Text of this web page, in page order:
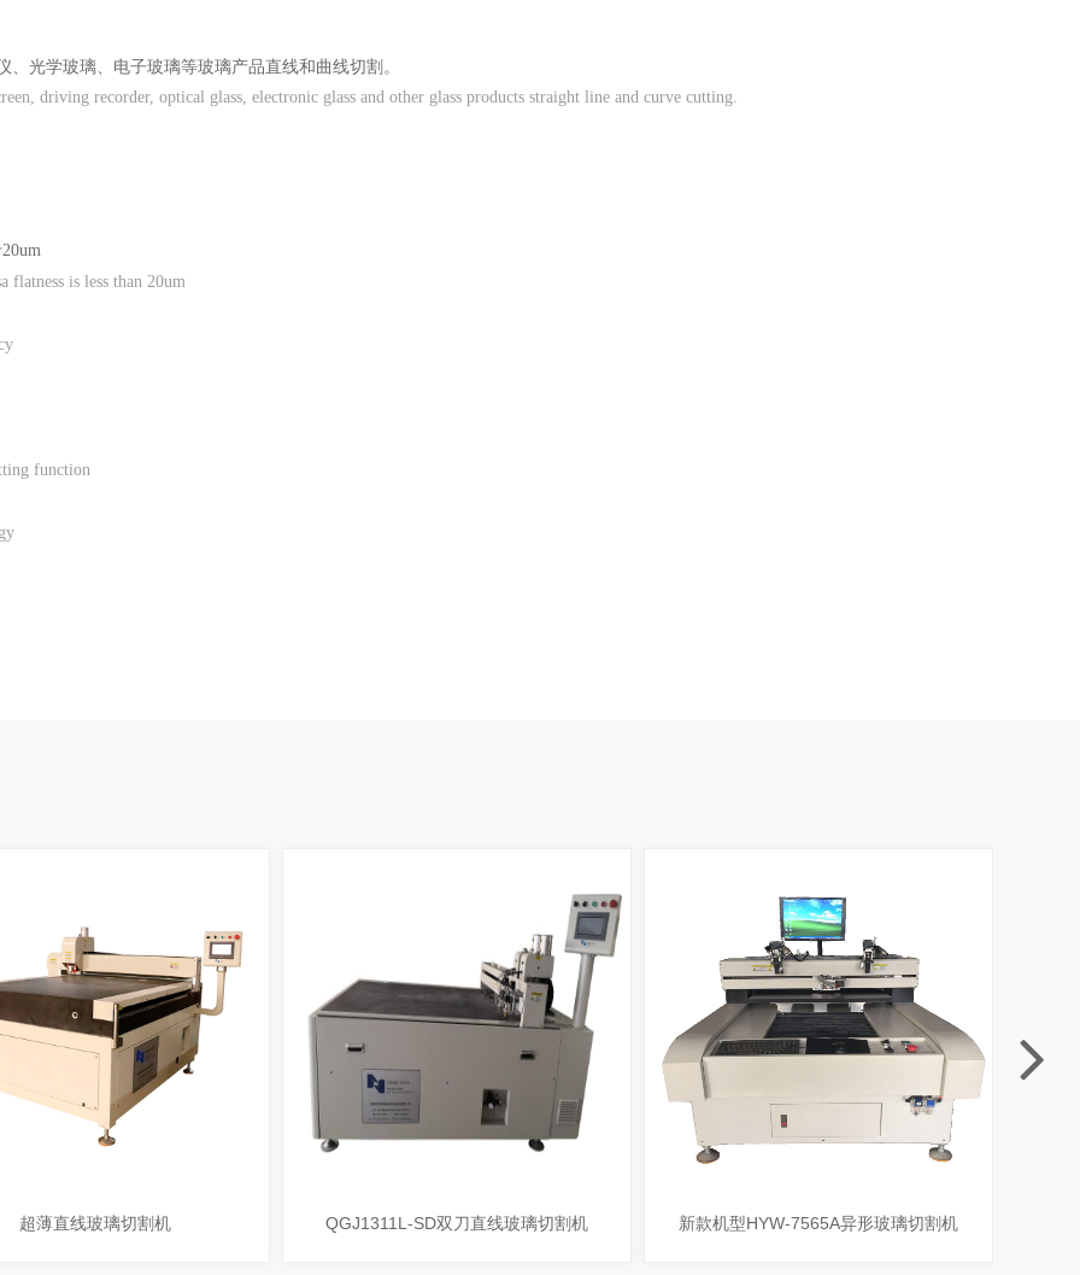
光学玻璃、电子玻璃等玻璃产品直线和曲线切割。
driving recorder, optical glass, electronic glass and other glass products straight line and curve cutting.
20um
flatness is less than 20um
function
超薄直线玻璃切割机 QGJ1311L-SD双刀直线玻璃切割机 新款机型HYW-7565A异形玻璃切割机